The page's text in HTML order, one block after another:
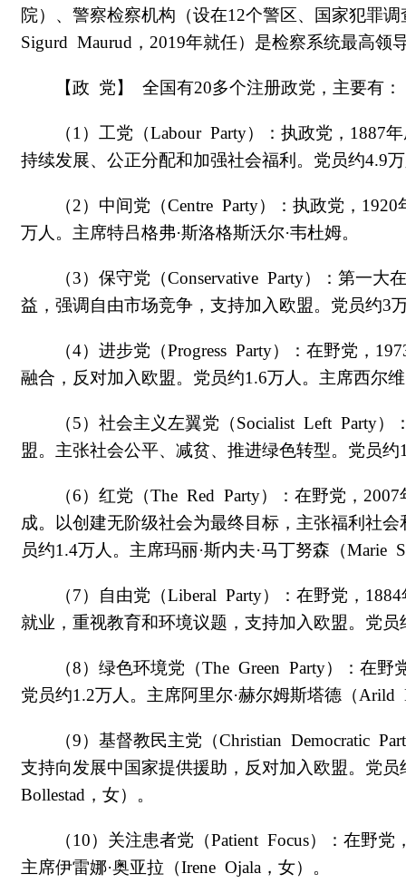
院）、警察检察机构（设在12个警区、国家犯罪
Sigurd Maurud，2019年就任）是检察系统最高领
【政 党】 全国有20多个注册政党，主要有：
（1）工党（Labour Party）：执政党，1887
持续发展、公正分配和加强社会福利。党员约4.9
（2）中间党（Centre Party）：执政党，
万人。主席特吕格弗·斯洛格斯沃尔·韦杜姆。
（3）保守党（Conservative Party）：第一
益，强调自由市场竞争，支持加入欧盟。党员约3
（4）进步党（Progress Party）：在野党，
融合，反对加入欧盟。党员约1.6万人。主席西尔
（5）社会主义左翼党（Socialist Left Party
盟。主张社会公平、减贫、推进绿色转型。党员
（6）红党（The Red Party）：在野党，
成。以创建无阶级社会为最终目标，主张福利社
员约1.4万人。主席玛丽·斯内夫·马丁努森（Marie
（7）自由党（Liberal Party）：在野党，
就业，重视教育和环境议题，支持加入欧盟。党
（8）绿色环境党（The Green Party）：在
党员约1.2万人。主席阿里尔·赫尔姆斯塔德（Arild
（9）基督教民主党（Christian Democratic
支持向发展中国家提供援助，反对加入欧盟。党
Bollestad，女）。
（10）关注患者党（Patient Focus）：在野
主席伊雷娜·奥亚拉（Irene Ojala，女）。